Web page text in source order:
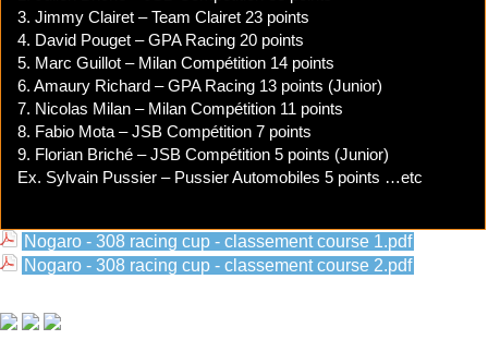
3. Jimmy Clairet – Team Clairet 23 points
4. David Pouget – GPA Racing 20 points
5. Marc Guillot – Milan Compétition 14 points
6. Amaury Richard – GPA Racing 13 points (Junior)
7. Nicolas Milan – Milan Compétition 11 points
8. Fabio Mota – JSB Compétition 7 points
9. Florian Briché – JSB Compétition 5 points (Junior)
Ex. Sylvain Pussier – Pussier Automobiles 5 points …etc
Nogaro - 308 racing cup - classement course 1.pdf
Nogaro - 308 racing cup - classement course 2.pdf